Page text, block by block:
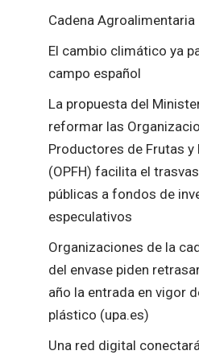
Cadena Agroalimentaria
El cambio climático ya
campo español
La propuesta del
reformar las
Productores de Frutas y
(OPFH) facilita el
públicas a fondos de
especulativos
Organizaciones de la
del envase piden
año la entrada en vigor
plástico (upa.es)
Una red digital